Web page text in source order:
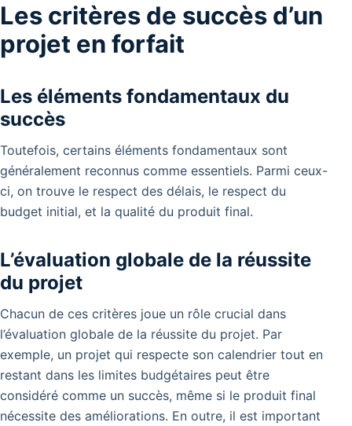
Les critères de succès d’un
projet en forfait
Les éléments fondamentaux du
succès
Toutefois, certains éléments fondamentaux sont
généralement reconnus comme essentiels. Parmi ceux-
ci, on trouve le respect des délais, le respect du
budget initial, et la qualité du produit final.
L’évaluation globale de la réussite
du projet
Chacun de ces critères joue un rôle crucial dans
l’évaluation globale de la réussite du projet. Par
exemple, un projet qui respecte son calendrier tout en
restant dans les limites budgétaires peut être
considéré comme un succès, même si le produit final
nécessite des améliorations. En outre, il est important